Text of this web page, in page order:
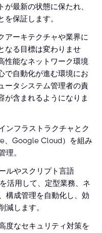
最新の状態に保たれ、
保証します。
アーキテクチャや業界に
なる目標は変わりませ
性能なネットワーク環境
で自動化が進む環境にお
ータシステム管理者の責
が含まれるようになりま
ンフラストラクチャとク
、Google Cloud）を組み
理。
ルやスクリプト言語
活用して、定型業務、ネ
構成管理を自動化し、効
減します。
度なセキュリティ対策を